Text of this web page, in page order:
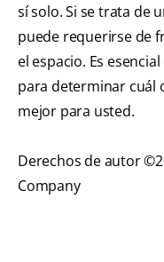
sí solo. Si se trata de
puede requerirse de
el espacio. Es
para determinar cuál
mejor para usted.
Derechos de autor
Company